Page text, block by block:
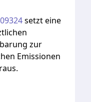
09324setzteine
zur
Emissionen